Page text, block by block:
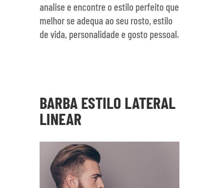
analise e encontre o estilo perfeito que
melhor se adequa ao seu rosto, estilo
de vida, personalidade e gosto pessoal.
BARBA ESTILO LATERAL
LINEAR